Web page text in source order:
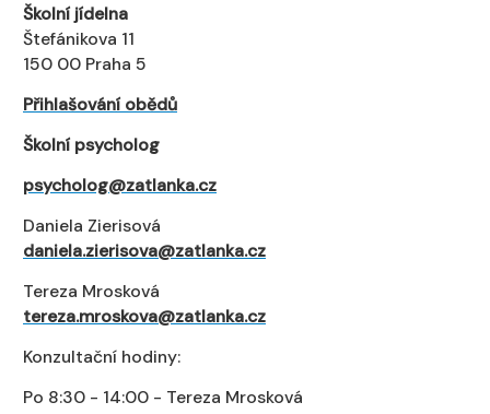
Školní jídelna
Štefánikova 11
150 00 Praha 5
Přihlašování obědů
Školní psycholog
psycholog@zatlanka.cz
Daniela Zierisová
daniela.zierisova@zatlanka.cz
Tereza Mrosková
tereza.mroskova@zatlanka.cz
Konzultační hodiny:
Po 8:30 - 14:00 - Tereza Mrosková